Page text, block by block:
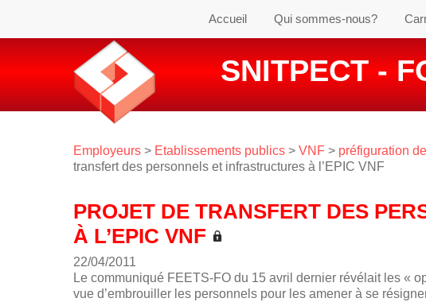
Accueil Qui sommes-nous?
SNITPECT -
Employeurs > Etablissements publics > VNF > préfiguration
transfert des personnels et infrastructures à l’EPIC VNF
PROJET DE TRANSFERT DES
À L’EPIC VNF
22/04/2011
Le communiqué FEETS-FO du 15 avril dernier révélait les «
vue d’embrouiller les personnels pour les amener à se